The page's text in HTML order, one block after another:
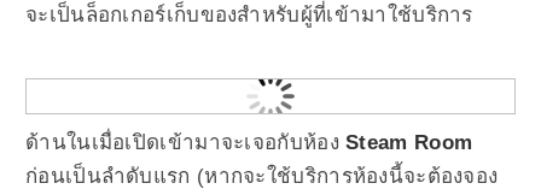
จะเป็นล็อกเกอร์เก็บของสำหรับผู้ที่เข้ามาใช้บริการ
ด้านในเมื่อเปิดเข้ามาจะเจอกับห้องSteam Room
ก่อนเป็นลำดับแรก (หากจะใช้บริการห้องนี้จะต้องจอง